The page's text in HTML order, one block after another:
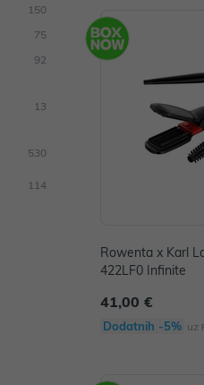
150
75
92
13
530
114
Rowenta x Karl
422LF0 Infinite
41,00 €
Dodatnih -5% uz